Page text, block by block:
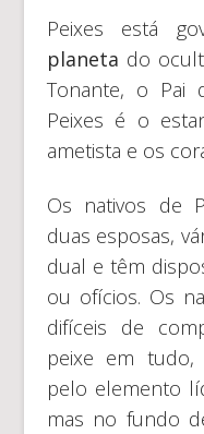
Peixes está
planeta do
Tonante, o Pai
Peixes é o
ametista e os
Os nativos de
duas esposas,
dual e têm
ou ofícios. Os
difíceis de
peixe em
pelo elemento
mas no fundo